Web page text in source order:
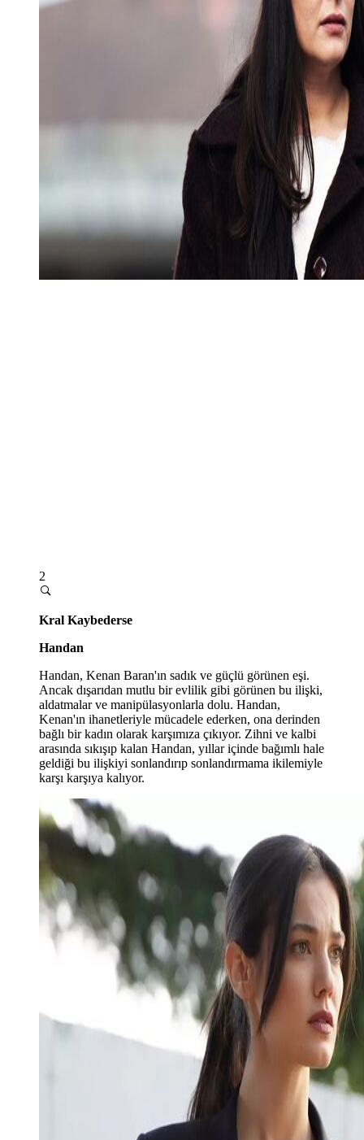
2
Kral Kaybederse
Handan
Handan, Kenan Baran'ın sadık ve güçlü görünen eşi.
Ancak dışarıdan mutlu bir evlilik gibi görünen bu ilişki,
aldatmalar ve manipülasyonlarla dolu. Handan,
Kenan'ın ihanetleriyle mücadele ederken, ona derinden
bağlı bir kadın olarak karşımıza çıkıyor. Zihni ve kalbi
arasında sıkışıp kalan Handan, yıllar içinde bağımlı hale
geldiği bu ilişkiyi sonlandırıp sonlandırmama ikilemiyle
karşı karşıya kalıyor.